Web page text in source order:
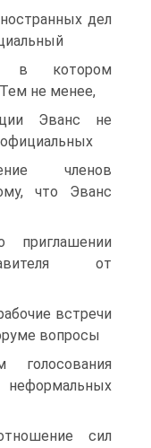
дел
в котором
не менее,
Эванс не
членов
что Эванс
приглашении
от
встречи
вопросы
сил